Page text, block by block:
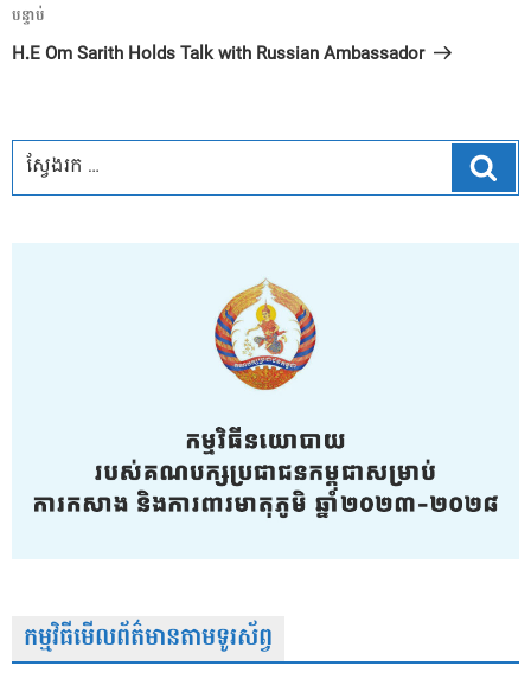
អត្ថបទ
បន្ទាប់
បន្ទាប់
H.E Om Sarith Holds Talk with Russian Ambassador
កម្មវិធីមើលព័ត៌មានតាមទូរស័ព្វ